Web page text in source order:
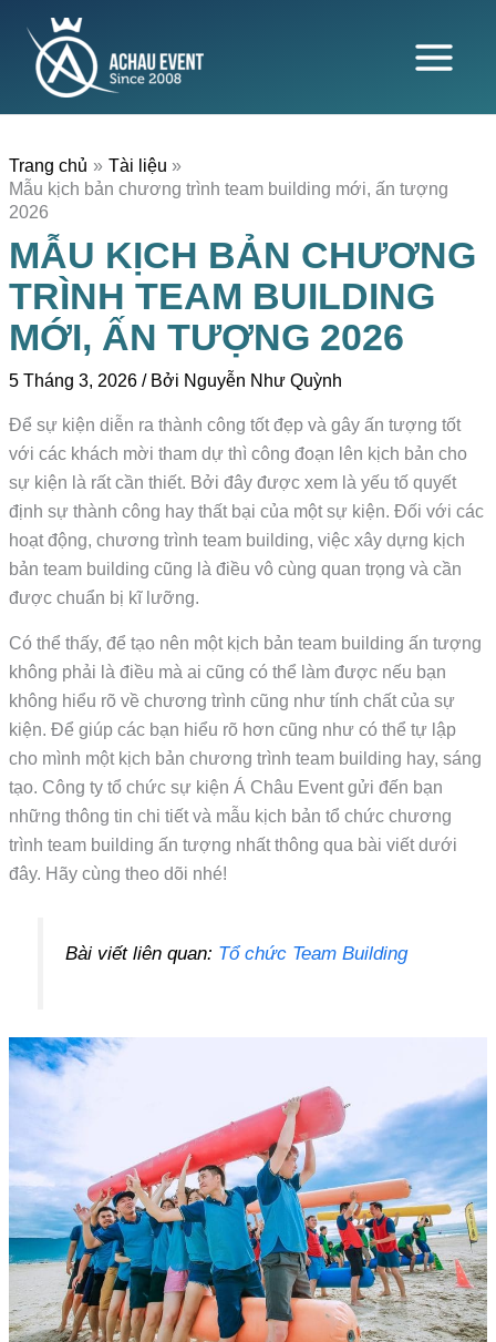
Trang chủ
Tài liệu
Mẫu kịch bản chương trình team building mới, ấn tượng
2026
MẪU KỊCH BẢN CHƯƠNG
TRÌNH TEAM BUILDING
MỚI, ẤN TƯỢNG 2026
5 Tháng 3, 2026/ Bởi Nguyễn Như Quỳnh
Để sự kiện diễn ra thành công tốt đẹp và gây ấn tượng tốt
với các khách mời tham dự thì công đoạn lên kịch bản cho
sự kiện là rất cần thiết. Bởi đây được xem là yếu tố quyết
định sự thành công hay thất bại của một sự kiện. Đối với các
hoạt động, chương trình team building, việc xây dựng kịch
bản team building cũng là điều vô cùng quan trọng và cần
được chuẩn bị kĩ lưỡng.
Có thể thấy, để tạo nên một kịch bản team building ấn tượng
không phải là điều mà ai cũng có thể làm được nếu bạn
không hiểu rõ về chương trình cũng như tính chất của sự
kiện. Để giúp các bạn hiểu rõ hơn cũng như có thể tự lập
cho mình một kịch bản chương trình team building hay, sáng
tạo. Công ty tổ chức sự kiện Á Châu Event gửi đến bạn
những thông tin chi tiết và mẫu kịch bản tổ chức chương
trình team building ấn tượng nhất thông qua bài viết dưới
đây. Hãy cùng theo dõi nhé!
Bài viết liên quan: Tổ chức Team Building